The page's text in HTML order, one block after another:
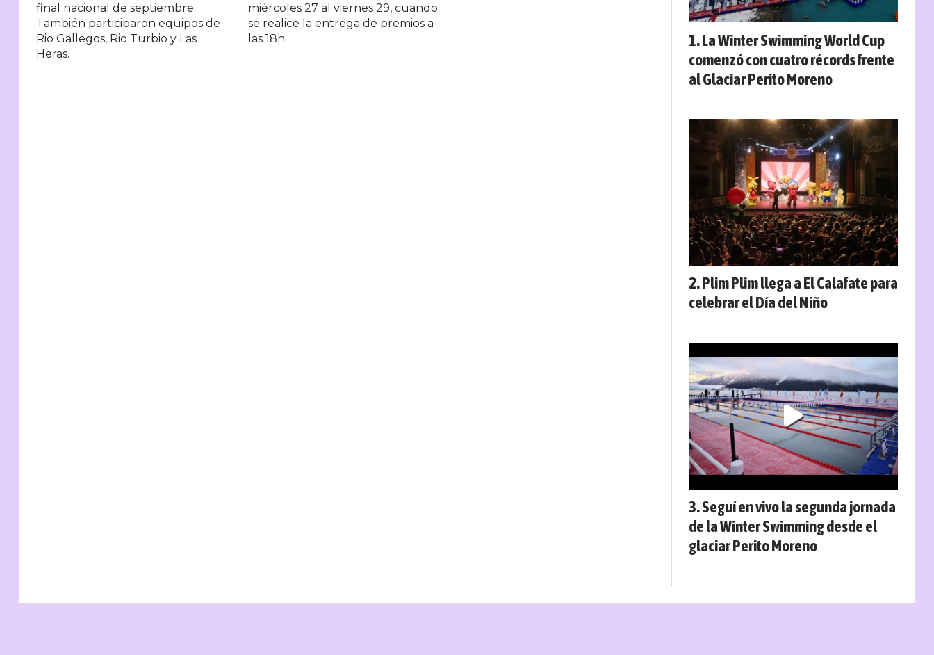
final nacional de septiembre.
También participaron equipos de
Rio Gallegos, Rio Turbio y Las
Heras.
miércoles 27 al viernes 29, cuando
se realice la entrega de premios a
las 18h.
La Winter Swimming World Cup
comenzó con cuatro récords frente
al Glaciar Perito Moreno
Plim Plim llega a El Calafate para
celebrar el Día del Niño
Seguí en vivo la segunda jornada
de la Winter Swimming desde el
glaciar Perito Moreno